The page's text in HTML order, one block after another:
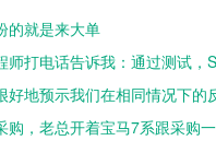
的就是来大单
师打电话告诉我：通过测试，
好地预示我们在相同情况下的
购，老总开着宝马7系跟采购